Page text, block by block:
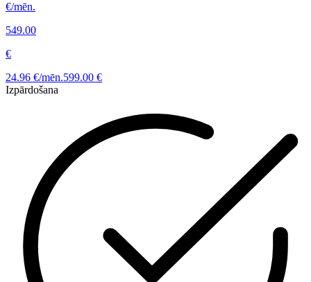
€/mēn.
549.00
€
24.96 €/mēn.599.00 €
Izpārdošana